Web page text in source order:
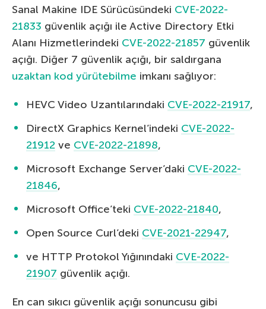
Sanal Makine IDE Sürücüsündeki CVE-2022-
21833 güvenlik açığı ile Active Directory Etki
Alanı Hizmetlerindeki CVE-2022-21857 güvenlik
açığı. Diğer 7 güvenlik açığı, bir saldırgana
uzaktan kod yürütebilme imkanı sağlıyor:
HEVC Video Uzantılarındaki CVE-2022-21917,
DirectX Graphics Kernel’indeki CVE-2022-
21912 ve CVE-2022-21898,
Microsoft Exchange Server’daki CVE-2022-
21846,
Microsoft Office’teki CVE-2022-21840,
Open Source Curl’deki CVE-2021-22947,
ve HTTP Protokol Yığınındaki CVE-2022-
21907 güvenlik açığı.
En can sıkıcı güvenlik açığı sonuncusu gibi